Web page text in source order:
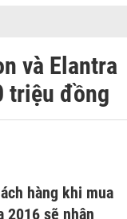
và Elantra
triệu đồng
hàng khi mua
2016 sẽ nhận